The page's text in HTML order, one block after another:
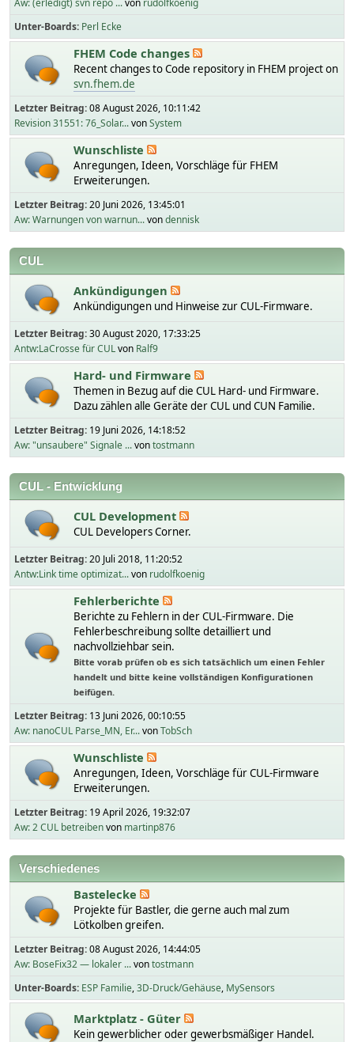
Aw: (erledigt) svn repo ...von rudolfkoenig
Unter-Boards Perl Ecke
FHEM Code changes
Recent changes to Code repository in FHEM project on
svn.fhem.de
Letzter Beitrag:08 August 2026, 10:11:42
Revision 31551: 76_Solar...vonSystem
Wunschliste
Anregungen, Ideen, Vorschläge für FHEM
Erweiterungen.
Letzter Beitrag:20 Juni 2026, 13:45:01
Aw: Warnungen von warnun...vondennisk
CUL
Ankündigungen
Ankündigungen und Hinweise zur CUL-Firmware.
Letzter Beitrag:30 August 2020, 17:33:25
Antw:LaCrosse für CULvon Ralf9
Hard- und Firmware
Themen in Bezug auf die CUL Hard- und Firmware.
Dazu zählen alle Geräte der CUL und CUN Familie.
Letzter Beitrag: 19 Juni 2026, 14:18:52
Aw: "unsaubere" Signale ...vontostmann
CUL - Entwicklung
CUL Development
CUL Developers Corner.
Letzter Beitrag:20 Juli 2018, 11:20:52
Antw:Link time optimizat...von rudolfkoenig
Fehlerberichte
Berichte zu Fehlern in der CUL-Firmware. Die
Fehlerbeschreibung sollte detailliert und
nachvollziehbar sein.
Bitte vorab prüfen ob es sich tatsächlich um einen Fehler
handelt und bitte keine vollständigen Konfigurationen
beifügen.
Letzter Beitrag: 13 Juni 2026, 00:10:55
Aw: nanoCUL Parse_MN, Er...vonTobSch
Wunschliste
Anregungen, Ideen, Vorschläge für CUL-Firmware
Erweiterungen.
Letzter Beitrag: 19 April 2026, 19:32:07
Aw: 2 CUL betreibenvon martinp876
Verschiedenes
Bastelecke
Projekte für Bastler, die gerne auch mal zum
Lötkolben greifen.
Letzter Beitrag:08 August 2026, 14:44:05
Aw: BoseFix32 — lokaler ...vontostmann
Unter-Boards ESP Familie 3D-Druck/Gehäuse MySensors
Marktplatz - Güter
Kein gewerblicher oder gewerbsmäßiger Handel.